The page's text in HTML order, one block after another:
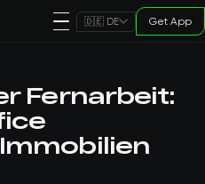
🇩🇪 DE Get App
Fernarbeit: